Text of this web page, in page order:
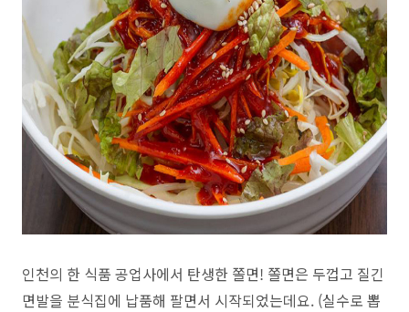
인천의 한 식품 공업사에서 탄생한 쫄면! 쫄면은 두껍고 질긴
면발을 분식집에 납품해 팔면서 시작되었는데요. (실수로 뽑